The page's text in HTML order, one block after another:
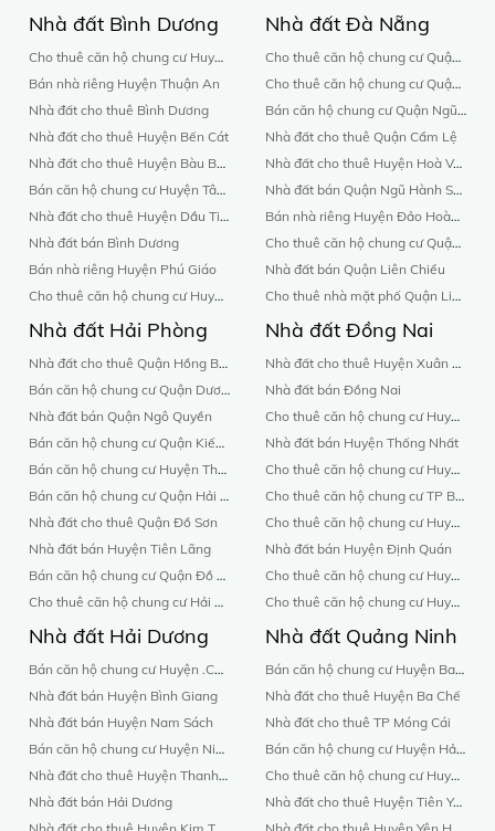
Nhà đất Bình Dương
Cho thuê căn hộ chung cư Huyện Dĩ An
Bán nhà riêng Huyện Thuận An
Nhà đất cho thuê Bình Dương
Nhà đất cho thuê Huyện Bến Cát
Nhà đất cho thuê Huyện Bàu Bàng
Bán căn hộ chung cư Huyện Tân Uyên
Nhà đất cho thuê Huyện Dầu Tiếng
Nhà đất bán Bình Dương
Bán nhà riêng Huyện Phú Giáo
Cho thuê căn hộ chung cư Huyện Bến Cát
Nhà đất Đà Nẵng
Cho thuê căn hộ chung cư Quận Hải Châu
Cho thuê căn hộ chung cư Quận Cẩm Lệ
Bán căn hộ chung cư Quận Ngũ Hành Sơn
Nhà đất cho thuê Quận Cẩm Lệ
Nhà đất cho thuê Huyện Hoà Vang
Nhà đất bán Quận Ngũ Hành Sơn
Bán nhà riêng Huyện Đảo Hoàng Sa
Cho thuê căn hộ chung cư Quận Sơn Trà
Nhà đất bán Quận Liên Chiểu
Cho thuê nhà mặt phố Quận Liên Chiểu
Nhà đất Hải Phòng
Nhà đất cho thuê Quận Hồng Bàng
Bán căn hộ chung cư Quận Dương Kinh
Nhà đất bán Quận Ngô Quyền
Bán căn hộ chung cư Quận Kiến An
Bán căn hộ chung cư Huyện Thuỷ Nguyên
Bán căn hộ chung cư Quận Hải An
Nhà đất cho thuê Quận Đồ Sơn
Nhà đất bán Huyện Tiên Lãng
Bán căn hộ chung cư Quận Đồ Sơn
Cho thuê căn hộ chung cư Hải Phòng
Nhà đất Đồng Nai
Nhà đất cho thuê Huyện Xuân Lộc
Nhà đất bán Đồng Nai
Cho thuê căn hộ chung cư Huyện Cẩm Mỹ
Nhà đất bán Huyện Thống Nhất
Cho thuê căn hộ chung cư Huyện Xuân Lộc
Cho thuê căn hộ chung cư TP Biên hòa
Cho thuê căn hộ chung cư Huyện Long Thành
Nhà đất bán Huyện Định Quán
Cho thuê căn hộ chung cư Huyện Vĩnh Cửu
Cho thuê căn hộ chung cư Huyện Trảng Bom
Nhà đất Hải Dương
Bán căn hộ chung cư Huyện .Cẩm Giàng
Nhà đất bán Huyện Bình Giang
Nhà đất bán Huyện Nam Sách
Bán căn hộ chung cư Huyện Ninh Giang
Nhà đất cho thuê Huyện Thanh Hà
Nhà đất bán Hải Dương
Nhà đất Quảng Ninh
Bán căn hộ chung cư Huyện Ba Chế
Nhà đất cho thuê Huyện Ba Chế
Nhà đất cho thuê TP Móng Cái
Bán căn hộ chung cư Huyện Hải Hà
Cho thuê căn hộ chung cư Huyện Yên Hưng
Nhà đất cho thuê Huyện Tiên Yên